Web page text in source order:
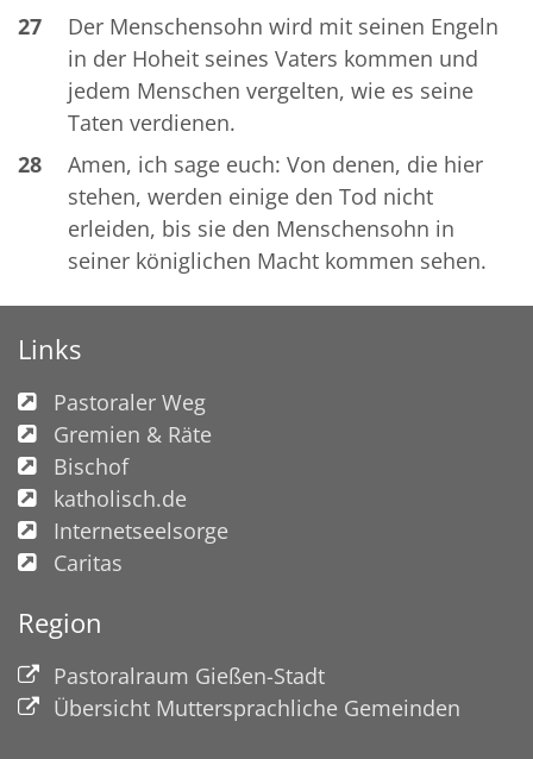
27
Der Menschensohn wird mit seinen Engeln
in der Hoheit seines Vaters kommen und
jedem Menschen vergelten, wie es seine
Taten verdienen.
28
Amen, ich sage euch: Von denen, die hier
stehen, werden einige den Tod nicht
erleiden, bis sie den Menschensohn in
seiner königlichen Macht kommen sehen.
Links
Pastoraler Weg
Gremien & Räte
Bischof
katholisch.de
Internetseelsorge
Caritas
Region
Pastoralraum Gießen-Stadt
Übersicht Muttersprachliche Gemeinden